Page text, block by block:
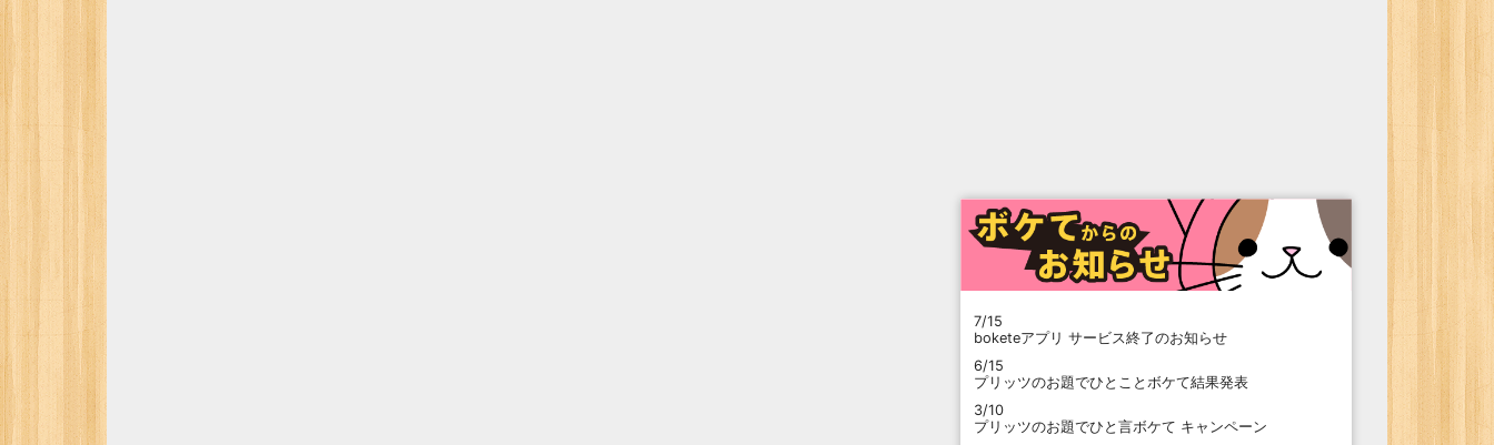
7/15
boketeアプリ サービス終了のお知らせ
6/15
プリッツのお題でひとことボケて結果発表
3/10
プリッツのお題でひと言ボケて キャンペーン